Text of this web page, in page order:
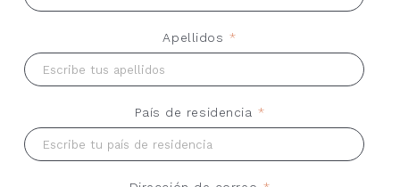
Apellidos *
País de residencia *